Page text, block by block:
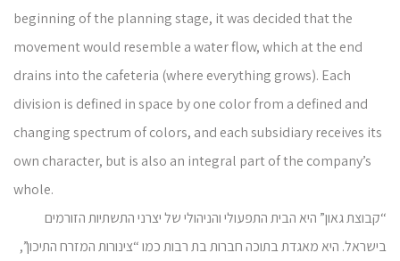
beginning of the planning stage, it was decided that the
movement would resemble a water flow, which at the end
drains into the cafeteria (where everything grows). Each
division is defined in space by one color from a defined and
changing spectrum of colors, and each subsidiary receives its
own character, but is also an integral part of the company’s
whole.
“קבוצת גאון” היא הבית התפעולי והניהולי של יצרני התשתיות הזורמים
בישראל. היא מאגדת בתוכה חברות בת רבות כמו “צינורות המזרח התיכון”,